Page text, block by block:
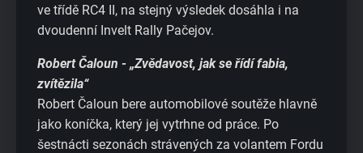
ve třídě RC4 II, na stejný výsledek dosáhla i na
dvoudenní Invelt Rally Pačejov.
Robert Čaloun - „Zvědavost, jak se řídí fabia,
zvítězila“
Robert Čaloun bere automobilové soutěže hlavně
jako koníčka, který jej vytrhne od práce. Po
šestnácti sezonách strávených za volantem Fordu